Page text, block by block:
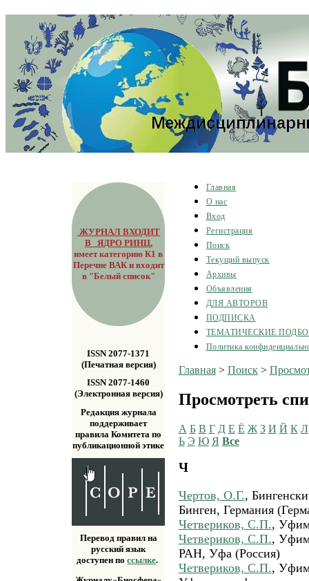
ЖУРНАЛ ВХОДИТ
В ЯДРО РИНЦ,
имеет категорию К1 в
Перечне ВАК и входит
в "Белый список"
ISSN 2077-1371
(Печатная версия)
ISSN 2077-1460
(Электронная версия)
Редакция журнала
поддерживает
правила Комитета по
публикационной этике
Перевод правил на
русский язык
доступен поссылке.
Главная
О нас
Вход
Регистрация
Поиск
Текущий выпуск
Архивы
Объявления
ДЛЯ АВТОРОВ
ПОДПИСКА
ТЕМАТИЧЕСКИЕ
Политика
Главная> Поиск>
Просмотреть
А Б В Г Д Е Ё Ж З И Й К Л
Ь Э Ю Я Все
Ч
Чертов, О.Г.,
Бинген, Германия
Четвериков, С.П.,
Четвериков, С.П.,
РАН, Уфа (Россия)
Четвериков, С.П.,